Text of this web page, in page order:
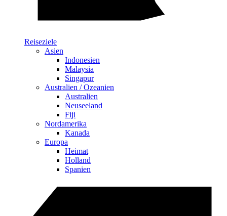
Reiseziele
Asien
Indonesien
Malaysia
Singapur
Australien / Ozeanien
Australien
Neuseeland
Fiji
Nordamerika
Kanada
Europa
Heimat
Holland
Spanien